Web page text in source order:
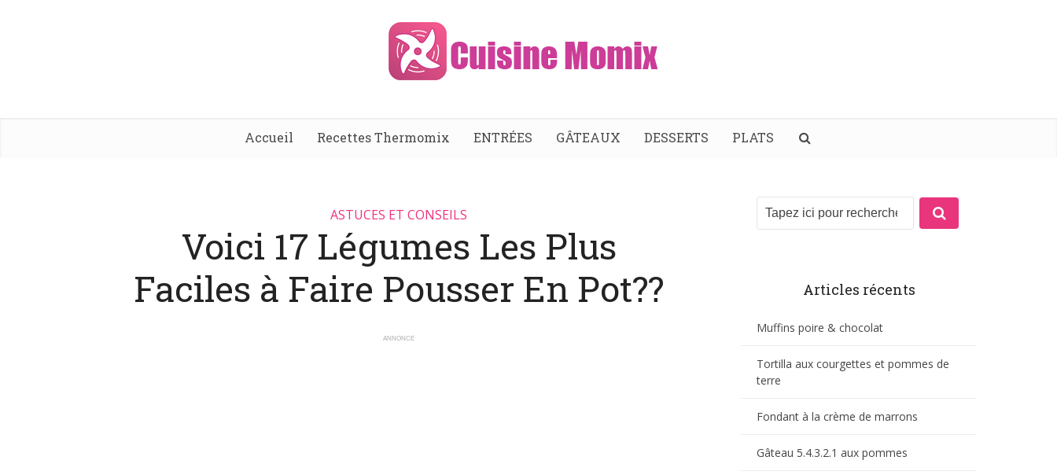
Accueil Recettes Thermomix ENTRÉES GÂTEAUX DESSERTS PLATS
ASTUCES ET CONSEILS
Voici 17 Légumes Les Plus
Faciles à Faire Pousser En Pot??
ANNONCE
Articles récents
Muffins poire & chocolat
Tortilla aux courgettes et pommes de
terre
Fondant à la crème de marrons
Gâteau 5.4.3.2.1 aux pommes